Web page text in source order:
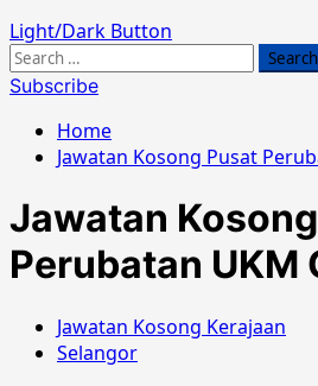
Primary
Menu
Light/Dark Button
Search
for:
Subscribe
Home
Jawatan Kosong Pusat
Jawatan
Perubatan UKM
Jawatan Kosong Kerajaan
Selangor